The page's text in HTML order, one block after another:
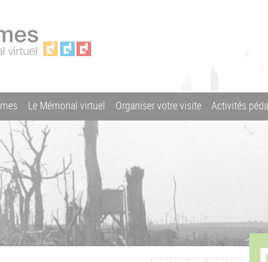
Le Mémorial virtuel Organiser votre visite Activités